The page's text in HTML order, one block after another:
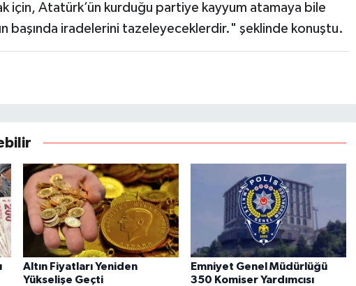
için, Atatürk’ün kurduğu partiye kayyum atamaya bile
başında iradelerini tazeleyeceklerdir." şeklinde konuştu.
Altın Fiyatları Yeniden
Yükselişe Geçti
Emniyet Genel Müdürlüğü
350 Komiser Yardımcısı